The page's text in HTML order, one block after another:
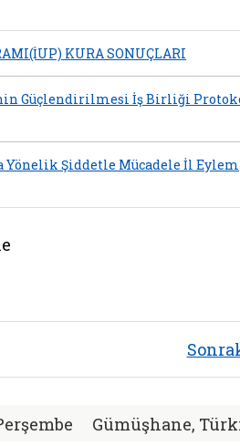
KURA SONUÇLARI
Güçlendirilmesi İş Birliği
Yönelik Şiddetle Mücadele İl Eylem
Gümüşhane,